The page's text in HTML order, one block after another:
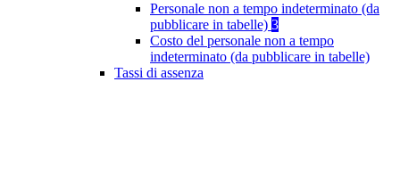
Personale non a tempo indeterminato (da
pubblicare in tabelle) 3
Costo del personale non a tempo
indeterminato (da pubblicare in tabelle)
Tassi di assenza